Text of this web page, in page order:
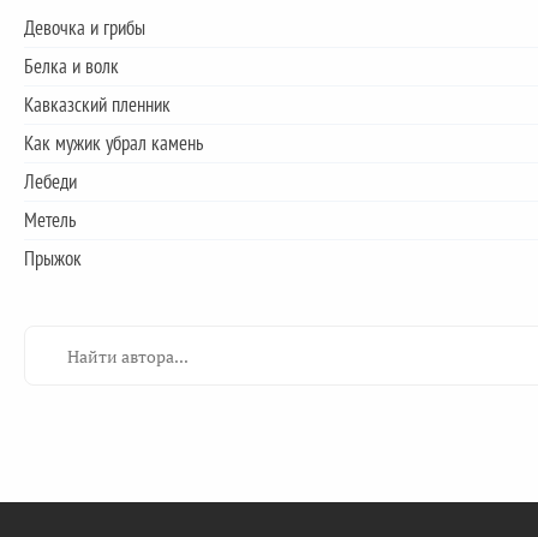
Девочка и грибы
Белка и волк
Кавказский пленник
Как мужик убрал камень
Лебеди
Метель
Прыжок